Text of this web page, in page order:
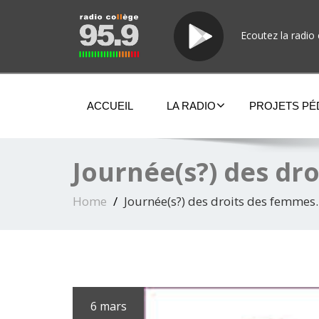
Ecoutez la radio
ACCUEIL LA RADIO PROJETS
Journée(s?) des
Home Journée(s?) des droits des
6 mars